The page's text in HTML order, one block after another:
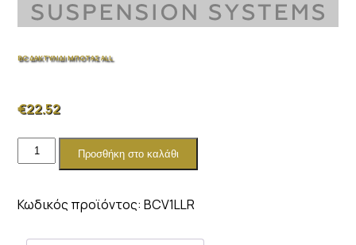
BC ΔΑΚΤΥΛΙΔΙ ΜΠΟΤΑΣ ALL
€22.52
ΔΑΚΤΥΛΙΔΙ
ALL
ποσότητα
Προσθήκη στο καλάθι
Κωδικός προϊόντος: BCV1LLR